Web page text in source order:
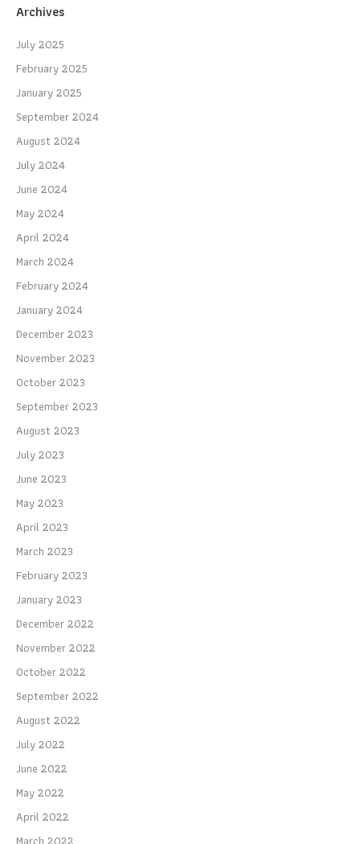
Archives
July 2025
February 2025
January 2025
September 2024
August 2024
July 2024
June 2024
May 2024
April 2024
March 2024
February 2024
January 2024
December 2023
November 2023
October 2023
September 2023
August 2023
July 2023
June 2023
May 2023
April 2023
March 2023
February 2023
January 2023
December 2022
November 2022
October 2022
September 2022
August 2022
July 2022
June 2022
May 2022
April 2022